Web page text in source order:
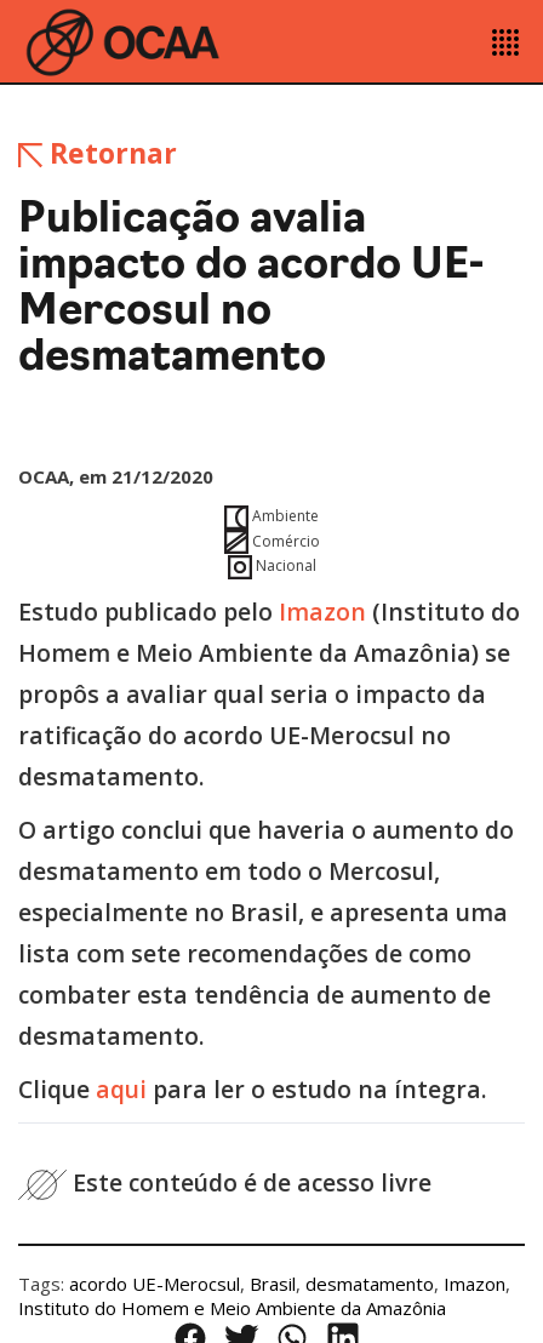
Retornar
Publicação avalia
impacto do acordo UE-
Mercosul no
desmatamento
OCAA, em 21/12/2020
Ambiente
Comércio
Nacional
Estudo publicado pelo Imazon (Instituto do
Homem e Meio Ambiente da Amazônia) se
propôs a avaliar qual seria o impacto da
ratificação do acordo UE-Merocsul no
desmatamento.
O artigo conclui que haveria o aumento do
desmatamento em todo o Mercosul,
especialmente no Brasil, e apresenta uma
lista com sete recomendações de como
combater esta tendência de aumento de
desmatamento.
Clique aqui para ler o estudo na íntegra.
Este conteúdo é de acesso livre
Tags: acordo UE-Merocsul, Brasil, desmatamento, Imazon,
Instituto do Homem e Meio Ambiente da Amazônia